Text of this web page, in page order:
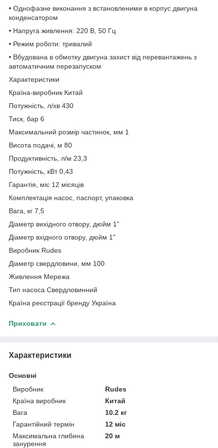
• Однофазне виконання з встановленими в корпус двигуна
конденсатором
• Напруга живлення: 220 В, 50 Гц
• Режим роботи: тривалий
• Вбудована в обмотку двигуна захист від перевантажень з
автоматичним перезапуском
Характеристики
Країна-виробник Китай
Потужність, л/хв 430
Тиск, бар 6
Максимальний розмір частинок, мм 1
Висота подачі, м 80
Продуктивність, л/м 23,3
Потужність, кВт 0,43
Гарантія, міс 12 місяців
Комплектація насос, паспорт, упаковка
Вага, кг 7,5
Діаметр вихідного отвору, дюйм 1"
Діаметр вхідного отвору, дюйм 1"
Виробник Rudes
Діаметр свердловини, мм 100
Живлення Мережа
Тип насоса Свердловинний
Країна реєстрації бренду Україна
Приховати
Характеристики
Основні
Виробник
Rudes
Країна виробник
Китай
Вага
10.2 кг
Гарантійний термін
12 міс
Максимальна глибина
занурення
20 м